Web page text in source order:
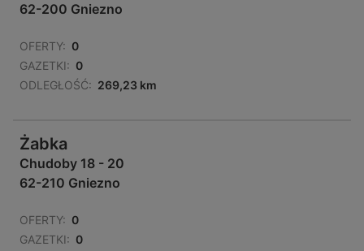
62-200 Gniezno
OFERTY: 0
GAZETKI: 0
ODLEGŁOŚĆ: 269,23 km
Żabka
Chudoby 18 - 20
62-210 Gniezno
OFERTY: 0
GAZETKI: 0